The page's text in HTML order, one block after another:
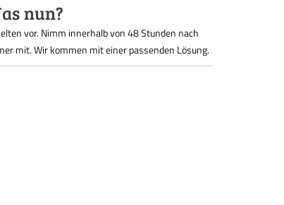
nun?
vor. Nimm innerhalb von 48 Stunden nach
mit. Wir kommen mit einer passenden Lösung.